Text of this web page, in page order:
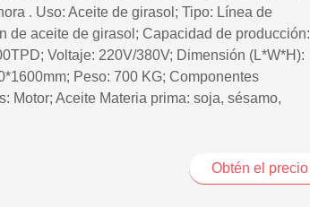
. Uso: Aceite de girasol; Tipo: Línea de
de aceite de girasol; Capacidad de producción:
Voltaje: 220V/380V; Dimensión (L*W*H):
Peso: 700 KG; Componentes
Motor; Aceite Materia prima: soja, sésamo,
Obtén el precio